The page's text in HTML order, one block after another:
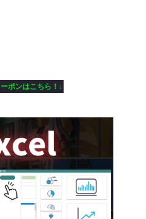
ポンはこちら！↓